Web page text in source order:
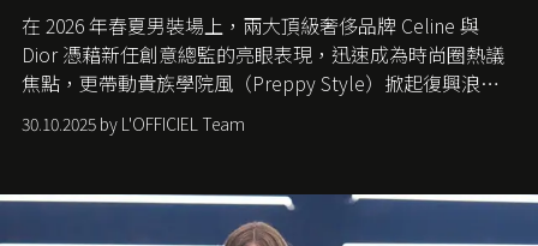
在 2026 年春夏男裝場上，兩大頂級奢侈品牌 Celine 與
Dior 憑藉新任創意總監的亮眼表現，迅速成為時尚圈熱議
焦點，更帶動貴族學院風（Preppy Style）掀起復興浪
潮，讓這股經典風格再度回到大眾視線。
30.10.2025 by L'OFFICIEL Team